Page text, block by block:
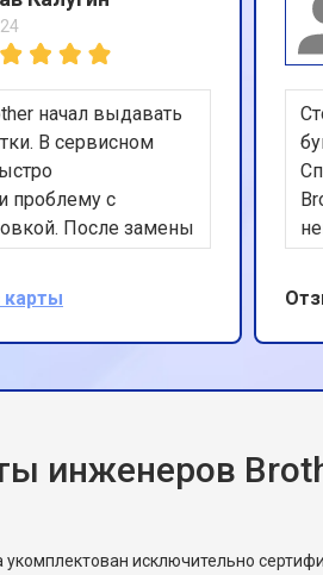
начал выдавать
В сервисном
проблему с
После замены
Очень доволен
за вашу
карты
инженеров
укомплектован исключительно